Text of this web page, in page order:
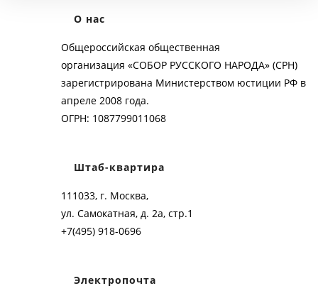
О нас
Общероссийская общественная
организация «СОБОР РУССКОГО НАРОДА» (СРН)
зарегистрирована Министерством юстиции РФ в
апреле 2008 года.
ОГРН: 1087799011068
Штаб-квартира
111033, г. Москва,
ул. Самокатная, д. 2а, стр.1
+7(495) 918-0696
Электропочта